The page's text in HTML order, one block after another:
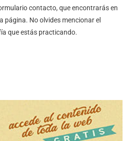
contacto, que encontrarás en
página. No olvides mencionar el
que estás practicando.